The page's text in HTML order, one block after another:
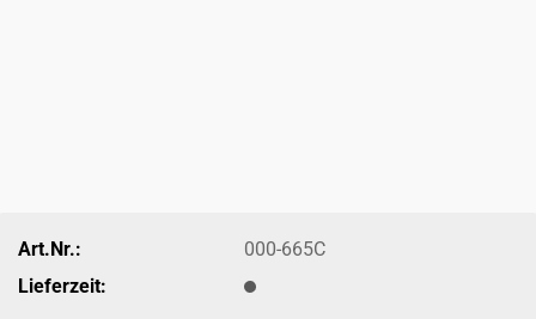
Art.Nr.:
000-665C
Lieferzeit: